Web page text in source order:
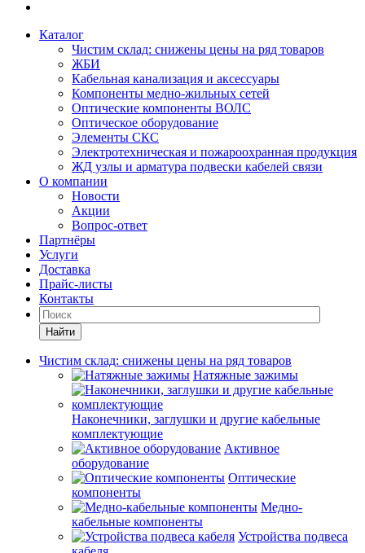
Каталог
Чистим склад: снижены цены на ряд товаров
ЖБИ
Кабельная канализация и аксессуары
Компоненты медно-жильных сетей
Оптические компоненты ВОЛС
Оптическое оборудование
Элементы СКС
Электротехническая и пожароохранная продукция
ЖД узлы и арматура подвески кабелей связи
О компании
Новости
Акции
Вопрос-ответ
Партнёры
Услуги
Доставка
Прайс-листы
Контакты
Найти
Чистим склад: снижены цены на ряд товаров
Натяжные зажимы
Наконечники, заглушки и другие кабельные
комплектующие
Активное
оборудование
Оптические
компоненты
Медно-
кабельные компоненты
Устройства подвеса